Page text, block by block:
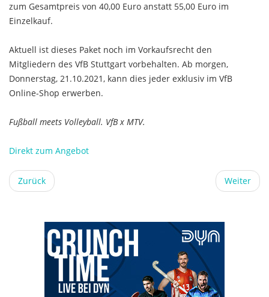
zum Gesamtpreis von 40,00 Euro anstatt 55,00 Euro im
Einzelkauf.
Aktuell ist dieses Paket noch im Vorkaufsrecht den
Mitgliedern des VfB Stuttgart vorbehalten. Ab morgen,
Donnerstag, 21.10.2021, kann dies jeder exklusiv im VfB
Online-Shop erwerben.
Fußball meets Volleyball. VfB x MTV.
Direkt zum Angebot
Zurück Weiter